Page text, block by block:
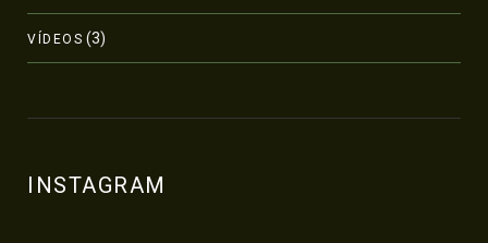
VÍDEOS (3)
INSTAGRAM